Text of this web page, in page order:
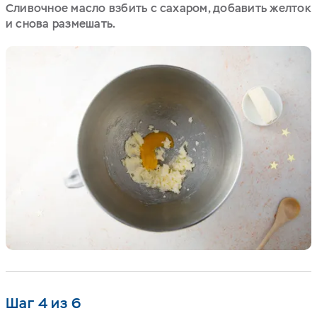
Сливочное масло взбить с сахаром, добавить желток
и снова размешать.
Шаг 4 из 6